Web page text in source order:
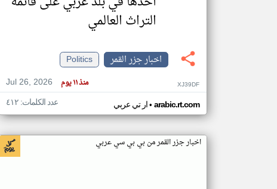
التراث العالمي
اخبار جزر القمر
Politics
Jul 26, 2026
منذ ١١ يوم XJ39DF
ار تي عربي• arabic.rt.com عدد الكلمات: ٤١٢
اخبار جزر القمر من بي بي سي عربي